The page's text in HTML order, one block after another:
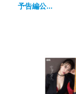
予告編公...